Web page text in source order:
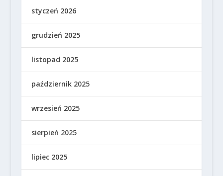
styczeń 2026
grudzień 2025
listopad 2025
październik 2025
wrzesień 2025
sierpień 2025
lipiec 2025